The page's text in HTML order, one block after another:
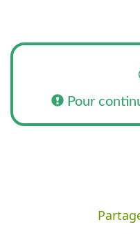
Pour